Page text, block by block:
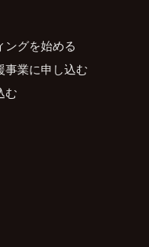
グを始める
事業に申し込む
む